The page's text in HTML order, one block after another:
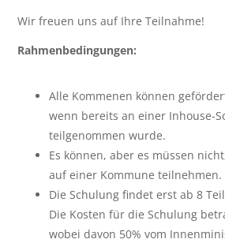
Wir freuen uns auf Ihre Teilnahme!
Rahmenbedingungen:
Alle Kommenen können
wenn bereits an einer Inhouse-
teilgenommen wurde.
Es können, aber es müssen
auf einer Kommune teilnehmen.
Die Schulung findet erst ab 8
Die Kosten für die Schulung
wobei davon 50% vom